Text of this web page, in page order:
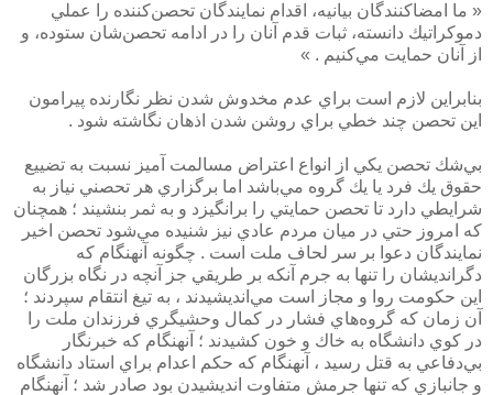
« ما امضاكنندگان بيانيه، اقدام نمايند‌گان تحصن‌كننده را عملي
دموكراتيك دانسته، ثبات قدم آنان را در ادامه‌ تحصن‌شان ستوده، و
از آنان حمايت مي‌كنيم . »
بنابراين لازم است براي عدم مخدوش شدن نظر نگارنده پيرامون
اين تحصن چند خطي براي روشن شدن اذهان نگاشته شود .
بي‌شك تحصن يكي از انواع اعتراض مسالمت آميز نسبت به تضييع
حقوق يك فرد يا يك گروه مي‌باشد اما برگزاري هر تحصني نياز به
شرايطي دارد تا تحصن حمايتي را برانگيزد و به ثمر بنشيند ؛ همچنان
كه امروز حتي در ميان مردم عادي نيز شنيده مي‌شود تحصن اخير
نمايندگان دعوا بر سر لحاف ملت است . چگونه آنهنگام كه
دگرانديشان را تنها به جرم آنكه بر طريقي جز آنچه در نگاه بزرگان
اين حكومت روا و مجاز است مي‌انديشيدند ، به تيغ انتقام سپردند ؛
آن زمان كه گروه‌هاي فشار در كمال وحشيگري فرزندان ملت را
در كوي دانشگاه به خاك و خون كشيدند ؛ آنهنگام كه خبرنگار
بي‌دفاعي به قتل رسيد ، آنهنگام كه حكم اعدام براي استاد دانشگاه
و جانبازي كه تنها جرمش متفاوت انديشيدن بود صادر شد ؛ آنهنگام